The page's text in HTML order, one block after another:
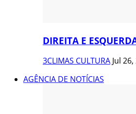
DIREITA E
3CLIMAS CULTURA Jul
AGÊNCIA DE NOTÍCIAS